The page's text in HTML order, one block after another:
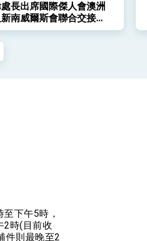
長出席國際傑人會澳洲
南威爾斯會聯合交接典
下午5時，
2時(目前收
件則最晚至2